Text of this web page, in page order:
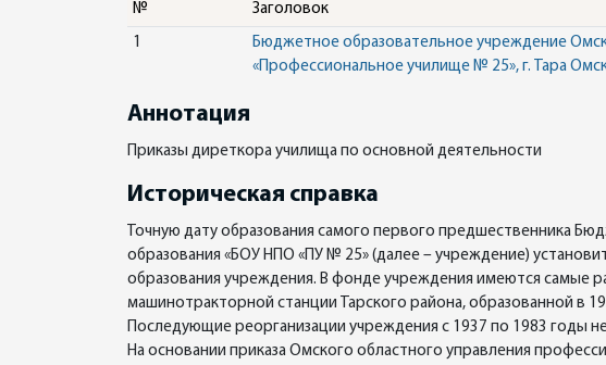
№ Заголовок
1
Бюджетное образовательное учреждение
«Профессиональное училище № 25», г. Тара
Аннотация
Приказы диреткора училища по основной деятельности
Историческая справка
Точную дату образования самого первого предшественника
образования «БОУ НПО «ПУ № 25» (далее – учреждение)
образования учреждения. В фонде учреждения имеются самые
машинотракторной станции Тарского района, образованной в
Последующие реорганизации учреждения с 1937 по 1983 годы
На основании приказа Омского областного управления